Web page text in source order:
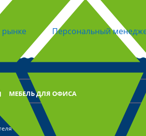
рынке Персональный
МЕБЕЛЬ ДЛЯ ОФИСА